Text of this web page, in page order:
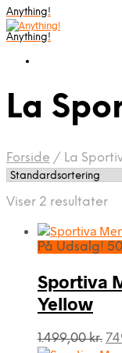
Anything!
Anything!
La
Forside / La
Viser 2 resultater
På Udsalg!
Sportiva
Yellow
1.499,00kr.